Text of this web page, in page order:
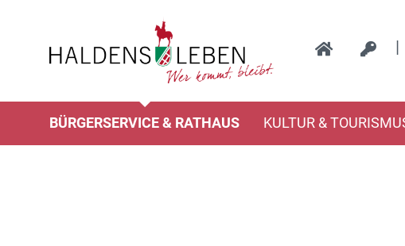
|
BÜRGERSERVICE & RATHAUS KULTUR &